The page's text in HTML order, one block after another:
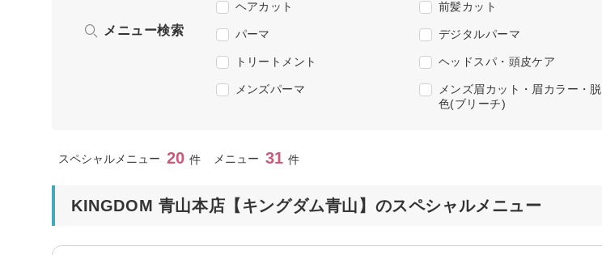
メニュー検索
ヘアカット 前髪カット
パーマ デジタルパーマ
トリートメント ヘッドスパ・頭皮ケア
メンズパーマ
メンズ眉カット・眉カラー・脱
色(ブリーチ)
スペシャルメニュー 20 件 メニュー 31 件
KINGDOM 青山本店【キングダム青山】のスペシャルメニュー